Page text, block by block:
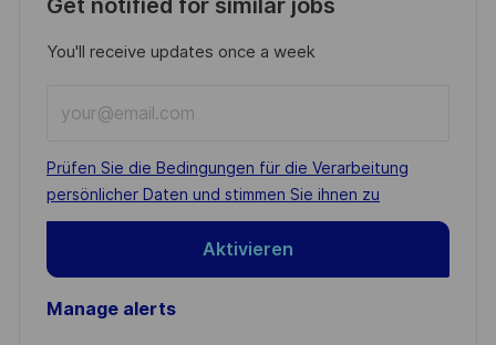
Get notified for similar jobs
You'll receive updates once a week
Email
address
(Required)
Required
Prüfen Sie die Bedingungen für die Verarbeitung
persönlicher Daten und stimmen Sie ihnen zu
Aktivieren
Manage alerts